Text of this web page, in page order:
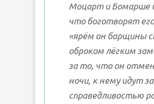
Моцарт и Бомарше
что боготворят
«ярём он барщины
оброком лёгким
за то, что он
ночи, к нему идут за
справедливостью